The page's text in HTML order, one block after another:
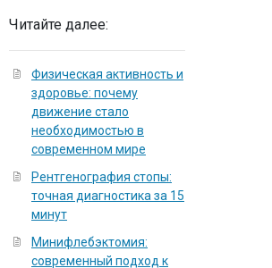
Читайте далее:
Физическая активность и
здоровье: почему
движение стало
необходимостью в
современном мире
Рентгенография стопы:
точная диагностика за 15
минут
Минифлебэктомия:
современный подход к